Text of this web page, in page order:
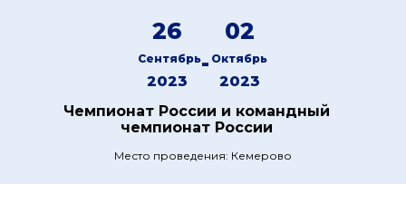
26
Сентябрь
2023
-
02
Октябрь
2023
Чемпионат России и командный
чемпионат России
Место проведения: Кемерово